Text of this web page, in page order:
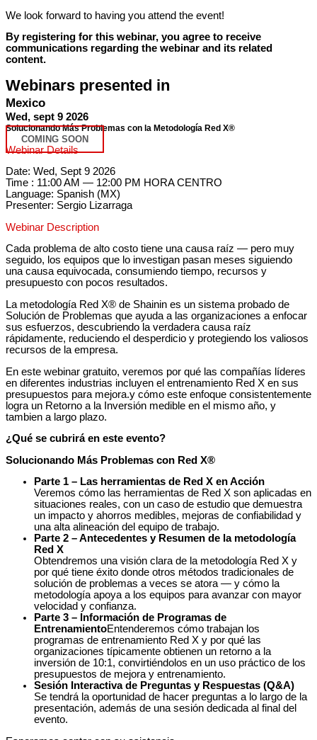
We look forward to having you attend the event!
By registering for this webinar, you agree to receive
communications regarding the webinar and its related
content.
Webinars presented in
Mexico
Wed, sept 9 2026
Solucionando Más Problemas con la Metodología Red X®
COMING SOON
Webinar Details
Date: Wed, Sept 9 2026
Time : 11:00 AM — 12:00 PM HORA CENTRO
Language: Spanish (MX)
Presenter: Sergio Lizarraga
Webinar Description
Cada problema de alto costo tiene una causa raíz — pero muy
seguido, los equipos que lo investigan pasan meses siguiendo
una causa equivocada, consumiendo tiempo, recursos y
presupuesto con pocos resultados.
La metodología Red X® de Shainin es un sistema probado de
Solución de Problemas que ayuda a las organizaciones a enfocar
sus esfuerzos, descubriendo la verdadera causa raíz
rápidamente, reduciendo el desperdicio y protegiendo los valiosos
recursos de la empresa.
En este webinar gratuito, veremos por qué las compañías líderes
en diferentes industrias incluyen el entrenamiento Red X en sus
presupuestos para mejora.y cómo este enfoque consistentemente
logra un Retorno a la Inversión medible en el mismo año, y
tambien a largo plazo.
¿Qué se cubrirá en este evento?
Solucionando Más Problemas con Red X®
Parte 1 – Las herramientas de Red X en Acción
Veremos cómo las herramientas de Red X son aplicadas en
situaciones reales, con un caso de estudio que demuestra
un impacto y ahorros medibles, mejoras de confiabilidad y
una alta alineación del equipo de trabajo.
Parte 2 – Antecedentes y Resumen de la metodología
Red X
Obtendremos una visión clara de la metodología Red X y
por qué tiene éxito donde otros métodos tradicionales de
solución de problemas a veces se atora — y cómo la
metodología apoya a los equipos para avanzar con mayor
velocidad y confianza.
Parte 3 – Información de Programas de
EntrenamientoEntenderemos cómo trabajan los
programas de entrenamiento Red X y por qué las
organizaciones típicamente obtienen un retorno a la
inversión de 10:1, convirtiéndolos en un uso práctico de los
presupuestos de mejora y entrenamiento.
Sesión Interactiva de Preguntas y Respuestas (Q&A)
Se tendrá la oportunidad de hacer preguntas a lo largo de la
presentación, además de una sesión dedicada al final del
evento.